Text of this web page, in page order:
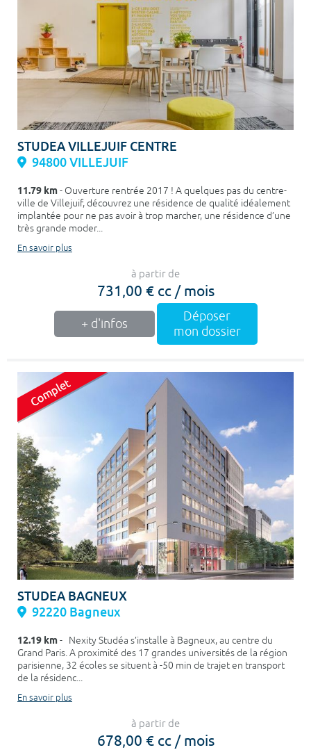
STUDEA VILLEJUIF CENTRE
94800 VILLEJUIF
11.79 km- Ouverture rentrée 2017 ! A quelques pas du centre-
ville de Villejuif, découvrez une résidence de qualité idéalement
implantée pour ne pas avoir à trop marcher, une résidence d’une
très grande moder...
En savoir plus
à partir de
731,00 € cc / mois
+ d'infos
Déposer
mon dossier
STUDEA BAGNEUX
92220 Bagneux
12.19 km- Nexity Studéa s’installe à Bagneux, au centre du
Grand Paris. A proximité des 17 grandes universités de la région
parisienne, 32 écoles se situent à -50 min de trajet en transport
de la résidenc...
En savoir plus
à partir de
678,00 € cc / mois